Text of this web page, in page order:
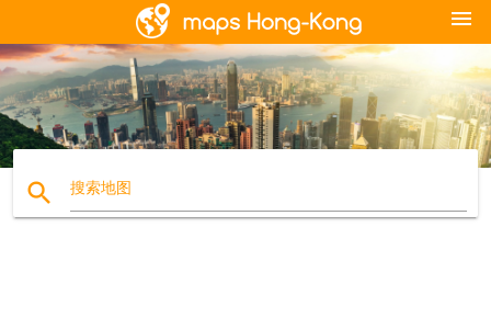
menu
search 搜索地图